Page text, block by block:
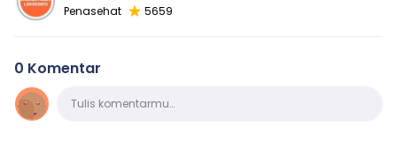
Penasehat 5659
0 Komentar
KomentarTulis komentarmu…